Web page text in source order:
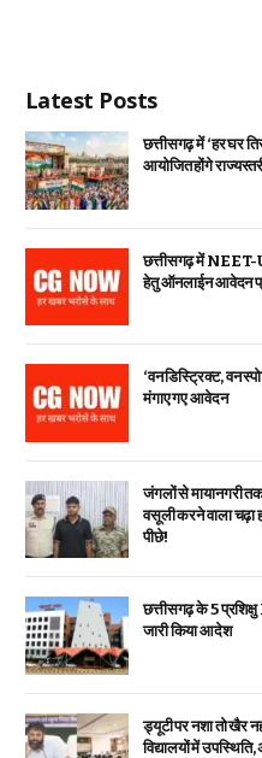
Latest Posts
छत्तीसगढ़ में ‘हर घर
आयोजित होंगे
छत्तीसगढ़ में
हेतु ऑनलाईन आवेदन
‘वन डिस्ट्रिक्ट, वन
मंगाए गए आवेदन
जंगलों से मायानगरी
वसूली करने वाला चढ़ा
पीछे!
छत्तीसगढ़ के 5
जारी किया आदेश
ड्यूटी पर नशा तो खैर
विद्यालयों में